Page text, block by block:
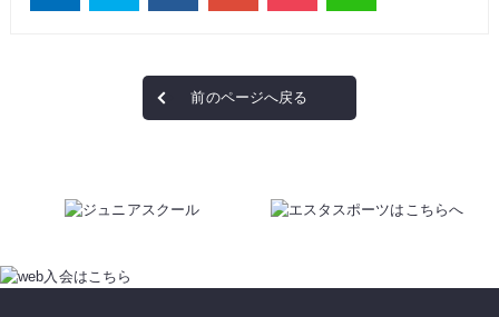
前のページへ戻る